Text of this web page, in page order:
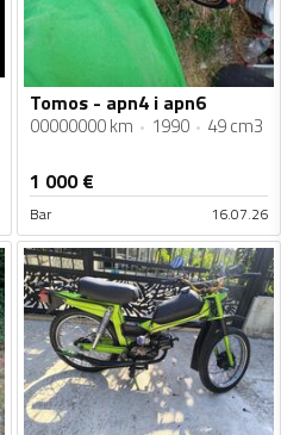
Tomos - apn4 i apn6
00000000 km 1990 49 cm3
1 000€
Bar 16.07.26